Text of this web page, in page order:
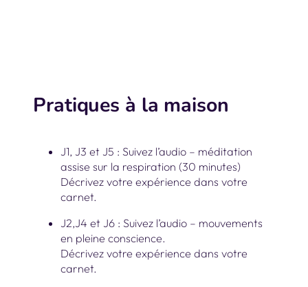
Pratiques à la maison
J1, J3 et J5 : Suivez l’audio – méditation
assise sur la respiration (30 minutes)
Décrivez votre expérience dans votre
carnet.
J2,J4 et J6 : Suivez l’audio – mouvements
en pleine conscience.
Décrivez votre expérience dans votre
carnet.